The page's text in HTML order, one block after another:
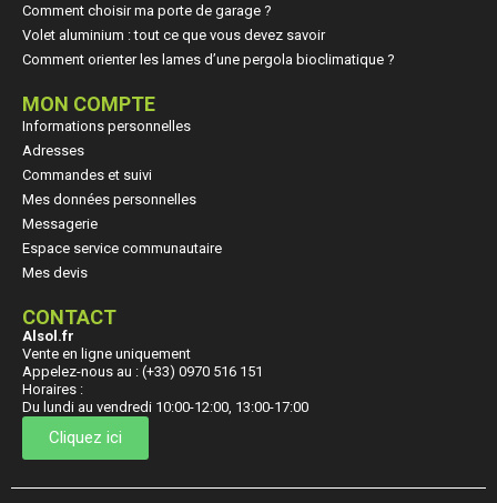
Comment choisir ma porte de garage ?
Volet aluminium : tout ce que vous devez savoir
Comment orienter les lames d’une pergola bioclimatique ?
MON COMPTE
Informations personnelles
Adresses
Commandes et suivi
Mes données personnelles
Messagerie
Espace service communautaire
Mes devis
CONTACT
Alsol.fr
Vente en ligne uniquement
Appelez-nous au : (+33) 0970 516 151
Horaires :
Du lundi au vendredi 10:00-12:00, 13:00-17:00
Cliquez ici